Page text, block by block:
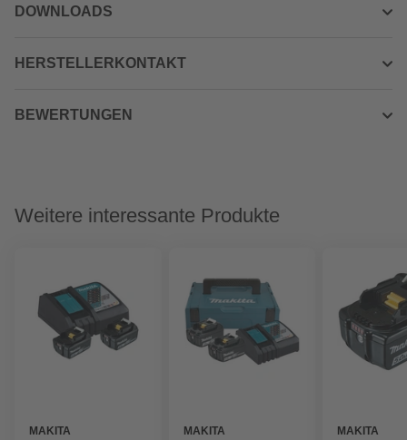
DOWNLOADS
HERSTELLERKONTAKT
BEWERTUNGEN
Weitere interessante Produkte
MAKITA
MAKITA
MAKITA